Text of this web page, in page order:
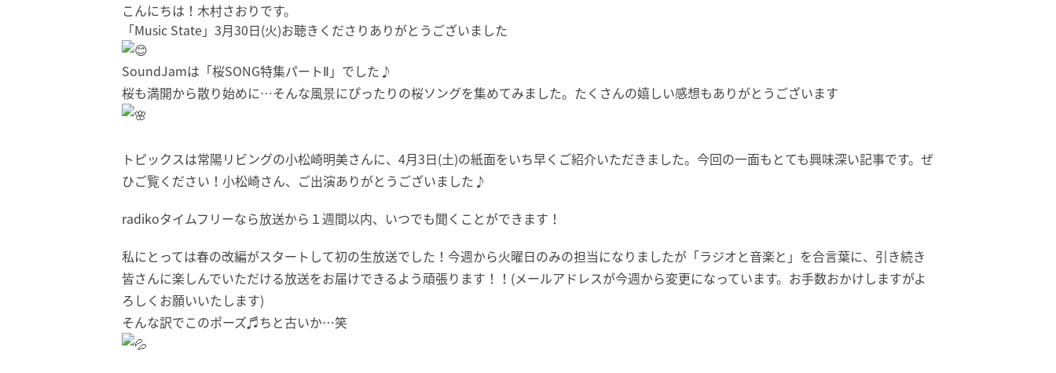
こんにちは！ 木村さおりです。
「Music State」3月30日(火)お聴きくださりありがとうございました
SoundJamは「桜SONG特集パートⅡ」でした♪
桜も満開から散り始めに…そんな風景にぴったりの桜ソングを集めてみました。 たくさんの嬉しい感想もありがとうございます
トピックスは常陽リビングの小松崎明美さんに、4月3日(土)の紙面をいち早くご紹介いただきました。 今回の一面もとても興味深い記事です。ぜ
ひご覧ください！ 小松崎さん、ご出演ありがとうございました♪
radikoタイムフリーなら放送から１週間以内、 いつでも聞くことができます！
私にとっては春の改編がスタートして初の生放送でした！ 今週から火曜日のみの担当になりましたが「ラジオと音楽と」 を合言葉に、 引き続き
皆さんに楽しんでいただける放送をお届けできるよう頑張ります！！(メールアドレスが今週から変更になっています。 お手数おかけしますがよ
ろしくお願いいたします)
そんな訳でこのポーズ♬ちと古いか…笑